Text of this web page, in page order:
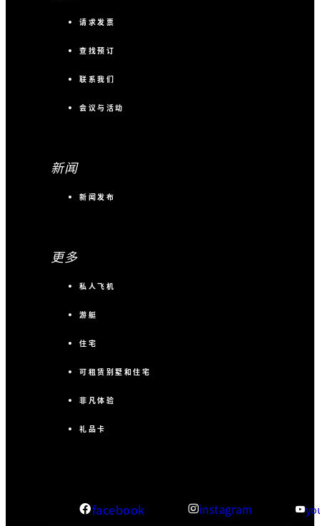
请求发票
查找预订
联系我们
会议与活动
新闻
新闻发布
更多
私人飞机
游艇
住宅
可租赁别墅和住宅
非凡体验
礼品卡
facebook instagram